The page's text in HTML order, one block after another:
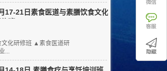
17-21日素食医道与素膳饮食文化
班
文化研修班 ▲素食医道研
...